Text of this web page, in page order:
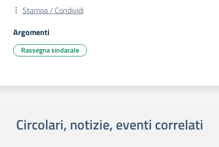
Stampa / Condividi
Argomenti
Rassegna sindacale
Circolari, notizie, eventi correlati